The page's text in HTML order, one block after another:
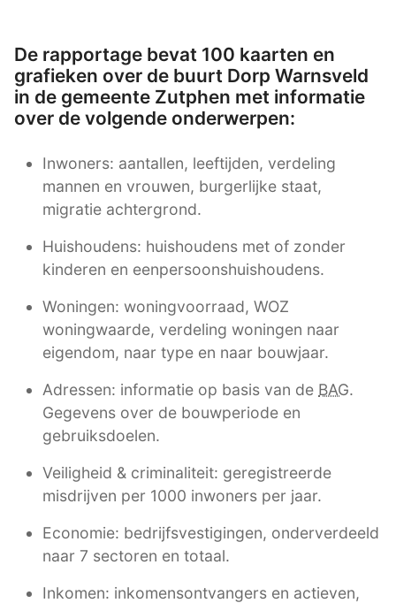
De rapportage bevat 100 kaarten en
grafieken over de buurt Dorp Warnsveld
in de gemeente Zutphen met informatie
over de volgende onderwerpen:
Inwoners: aantallen, leeftijden, verdeling
mannen en vrouwen, burgerlijke staat,
migratie achtergrond.
Huishoudens: huishoudens met of zonder
kinderen en eenpersoonshuishoudens.
Woningen: woningvoorraad, WOZ
woningwaarde, verdeling woningen naar
eigendom, naar type en naar bouwjaar.
Adressen: informatie op basis van de BAG.
Gegevens over de bouwperiode en
gebruiksdoelen.
Veiligheid & criminaliteit: geregistreerde
misdrijven per 1000 inwoners per jaar.
Economie: bedrijfsvestigingen, onderverdeeld
naar 7 sectoren en totaal.
Inkomen: inkomensontvangers en actieven,